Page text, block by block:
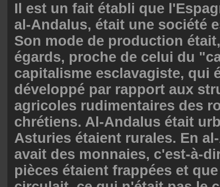
Il est un fait établi que
al-Andalus, était une société
Son mode de production
égards, proche de celui du
capitalisme esclavagiste, qui
développé par rapport aux
agricoles rudimentaires des
chrétiens. Al-Andalus était
Asturies étaient rurales. En
avait des monnaies, c'est-à-
pièces étaient frappées et